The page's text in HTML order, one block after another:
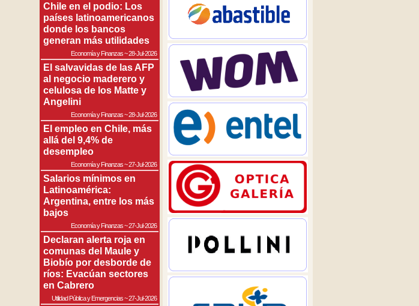
Chile en el podio: Los
países latinoamericanos
donde los bancos
generan más utilidades
Economía y Finanzas~28-Jul-2026
El salvavidas de las AFP
al negocio maderero y
celulosa de los Matte y
Angelini
Economía y Finanzas~28-Jul-2026
El empleo en Chile, más
allá del 9,4% de
desempleo
Economía y Finanzas~27-Jul-2026
Salarios mínimos en
Latinoamérica:
Argentina, entre los más
bajos
Economía y Finanzas~27-Jul-2026
Declaran alerta roja en
comunas del Maule y
Biobío por desborde de
ríos: Evacúan sectores
en Cabrero
Utilidad Pública y Emergencias~27-Jul-2026